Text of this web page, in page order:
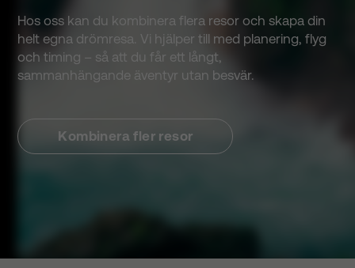
Hos oss kan du kombinera flera resor och skapa din
helt egna drömresa. Vi hjälper till med planering, flyg
och timing – så att du får ett långt,
sammanhängande äventyr utan besvär.
Kombinera fler resor